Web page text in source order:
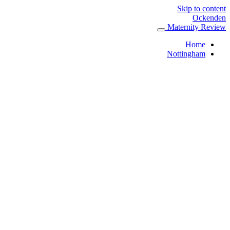
Skip to content
Ockenden
Maternity Review
Home
Nottingham